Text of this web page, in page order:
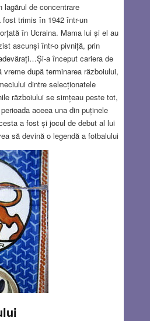
lagărul de concentrare
trimis în 1942 într-un
în Ucraina. Mama lui și el au
ascunși într-o pivniță, prin
a început cariera de
după terminarea războiului,
dintre selecționatele
războiului se simțeau peste tot,
aceea una din puținele
a fost și jocul de debut al lui
să devină o legendă a fotbalului
de pe stadionul
meci de fotbal dintre Anglia
cu o mare surpriză: Ungaria a
dată când echipa de fotbal a
propriu. Cred că nu sunt singurul
și în tinerețe transmisiile
Read more…